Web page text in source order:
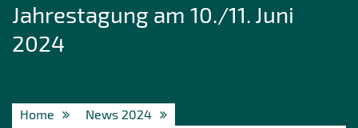
Jahrestagung am 10./11. Juni
2024
Home
News 2024